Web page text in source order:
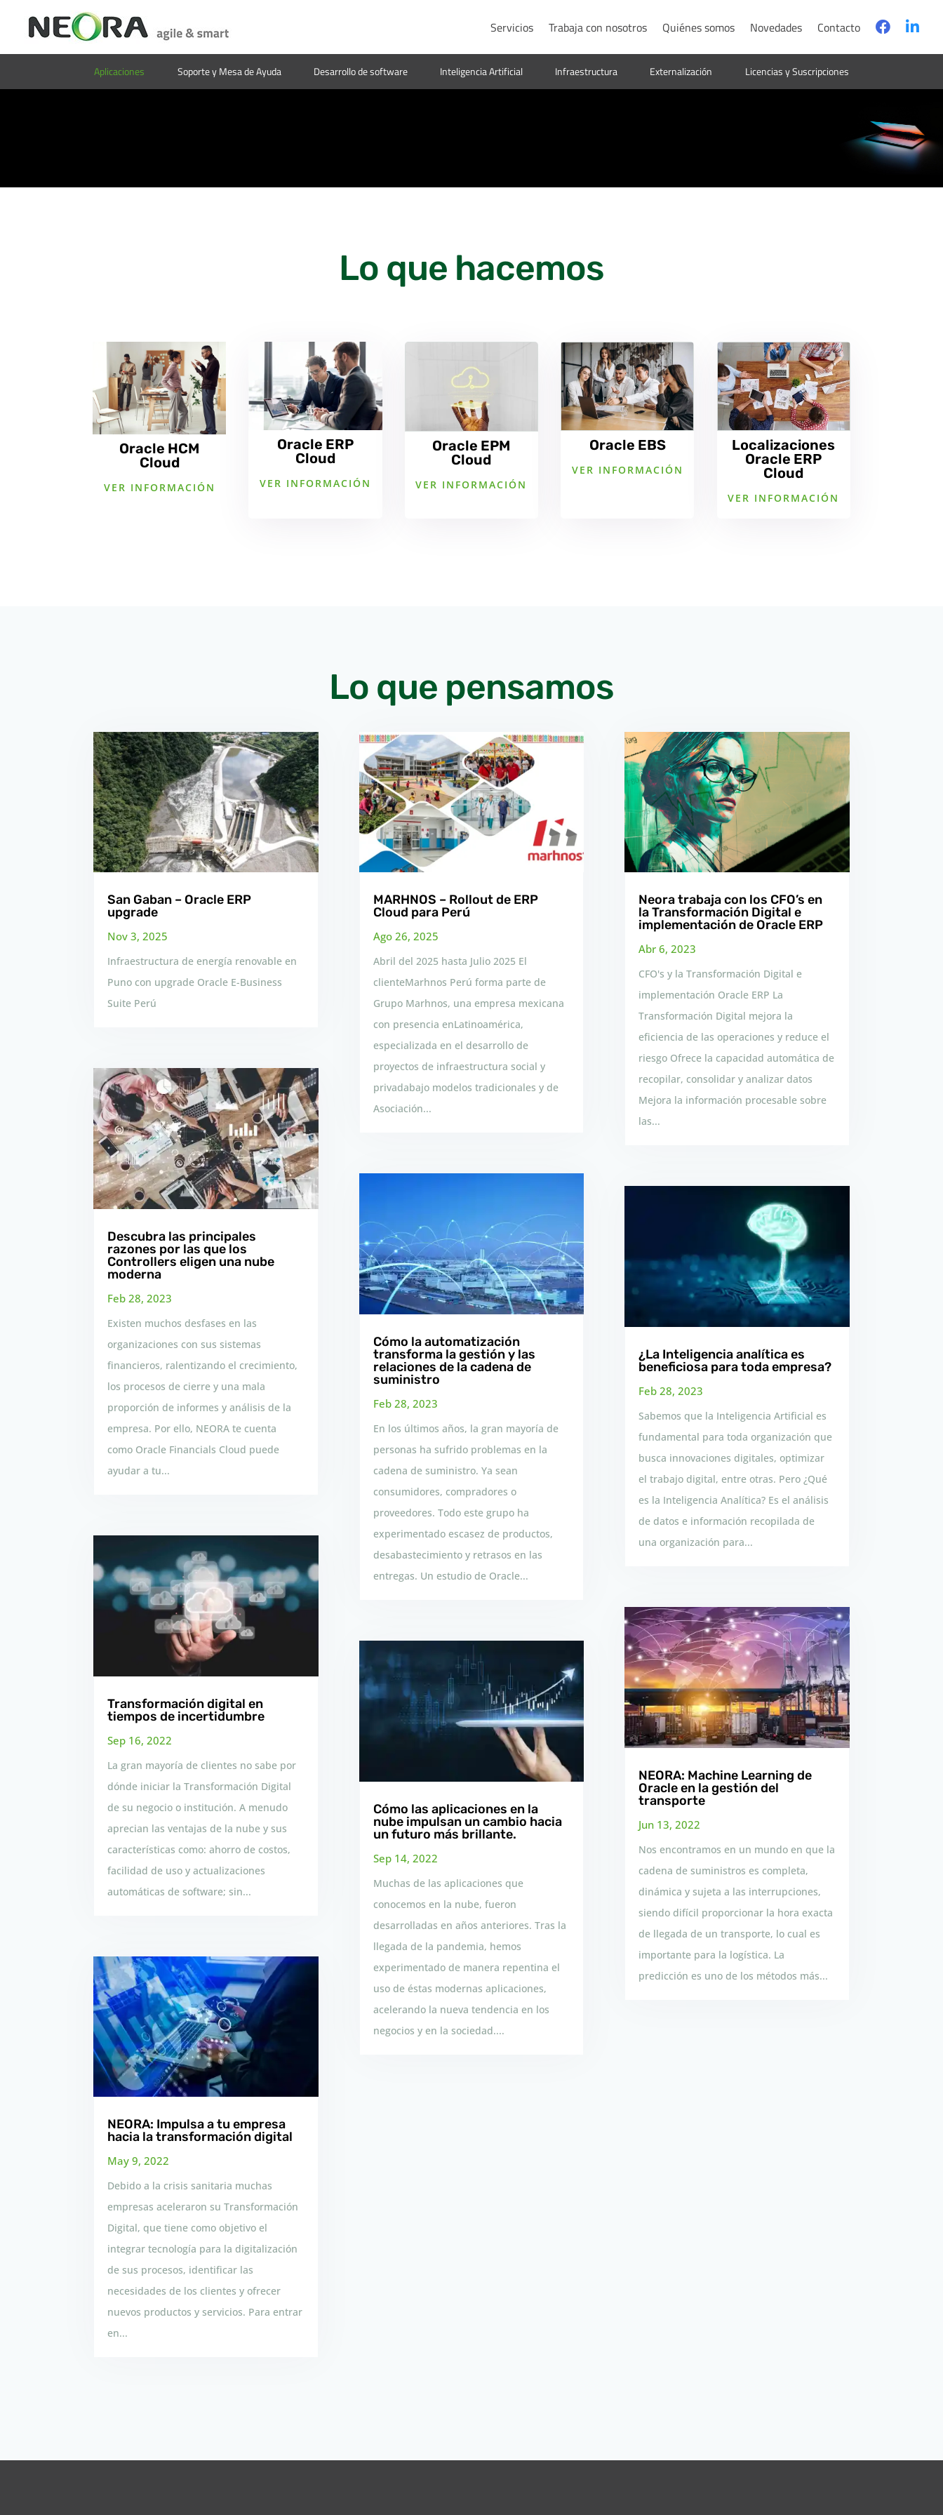
Servicios Trabaja con nosotros Quiénes somos Novedades Contacto
Aplicaciones Soporte y Mesa de Ayuda Desarrollo​​ de software Inteligencia Artificial Infraestructura Externalización Licencias y Suscripciones
Lo que hacemos
Oracle HCM
Cloud
VER INFORMACIÓN
Oracle ERP
Cloud
VER INFORMACIÓN
Oracle EPM
Cloud
VER INFORMACIÓN
Oracle EBS
VER INFORMACIÓN
Localizaciones
Oracle ERP
Cloud
VER INFORMACIÓN
Lo que pensamos
San Gaban – Oracle ERP
upgrade
Nov 3, 2025
Infraestructura de energía renovable en
Puno con upgrade Oracle E-Business
Suite Perú
Descubra las principales
razones por las que los
Controllers eligen una nube
moderna
Feb 28, 2023
Existen muchos desfases en las
organizaciones con sus sistemas
financieros, ralentizando el crecimiento,
los procesos de cierre y una mala
proporción de informes y análisis de la
empresa. Por ello, NEORA te cuenta
como Oracle Financials Cloud puede
ayudar a tu...
Transformación digital en
tiempos de incertidumbre
Sep 16, 2022
La gran mayoría de clientes no sabe por
dónde iniciar la Transformación Digital
de su negocio o institución. A menudo
aprecian las ventajas de la nube y sus
características como: ahorro de costos,
facilidad de uso y actualizaciones
automáticas de software; sin...
NEORA: Impulsa a tu empresa
hacia la transformación digital
May 9, 2022
Debido a la crisis sanitaria muchas
empresas aceleraron su Transformación
Digital, que tiene como objetivo el
integrar tecnología para la digitalización
de sus procesos, identificar las
necesidades de los clientes y ofrecer
nuevos productos y servicios. Para entrar
en...
MARHNOS – Rollout de ERP
Cloud para Perú
Ago 26, 2025
Abril del 2025 hasta Julio 2025 El
clienteMarhnos Perú forma parte de
Grupo Marhnos, una empresa mexicana
con presencia enLatinoamérica,
especializada en el desarrollo de
proyectos de infraestructura social y
privadabajo modelos tradicionales y de
Asociación...
Cómo la automatización
transforma la gestión y las
relaciones de la cadena de
suministro
Feb 28, 2023
En los últimos años, la gran mayoría de
personas ha sufrido problemas en la
cadena de suministro. Ya sean
consumidores, compradores o
proveedores. Todo este grupo ha
experimentado escasez de productos,
desabastecimiento y retrasos en las
entregas. Un estudio de Oracle...
Cómo las aplicaciones en la
nube impulsan un cambio hacia
un futuro más brillante.
Sep 14, 2022
Muchas de las aplicaciones que
conocemos en la nube, fueron
desarrolladas en años anteriores. Tras la
llegada de la pandemia, hemos
experimentado de manera repentina el
uso de éstas modernas aplicaciones,
acelerando la nueva tendencia en los
negocios y en la sociedad....
Neora trabaja con los CFO’s en
la Transformación Digital e
implementación de Oracle ERP
Abr 6, 2023
CFO's y la Transformación Digital e
implementación Oracle ERP La
Transformación Digital mejora la
eficiencia de las operaciones y reduce el
riesgo Ofrece la capacidad automática de
recopilar, consolidar y analizar datos
Mejora la información procesable sobre
las...
¿La Inteligencia analítica es
beneficiosa para toda empresa?
Feb 28, 2023
Sabemos que la Inteligencia Artificial es
fundamental para toda organización que
busca innovaciones digitales, optimizar
el trabajo digital, entre otras. Pero ¿Qué
es la Inteligencia Analítica? Es el análisis
de datos e información recopilada de
una organización para...
NEORA: Machine Learning de
Oracle en la gestión del
transporte
Jun 13, 2022
Nos encontramos en un mundo en que la
cadena de suministros es completa,
dinámica y sujeta a las interrupciones,
siendo difícil proporcionar la hora exacta
de llegada de un transporte, lo cual es
importante para la logística. La
predicción es uno de los métodos más...